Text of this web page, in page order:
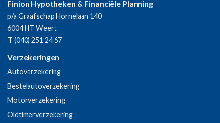
Finion Hypotheken & Financiële Planning
p/a Graafschap Hornelaan 140
6004 HT Weert
T (040) 251 24 67
Verzekeringen
Autoverzekering
Bestelautoverzekering
Motorverzekering
Oldtimerverzekering